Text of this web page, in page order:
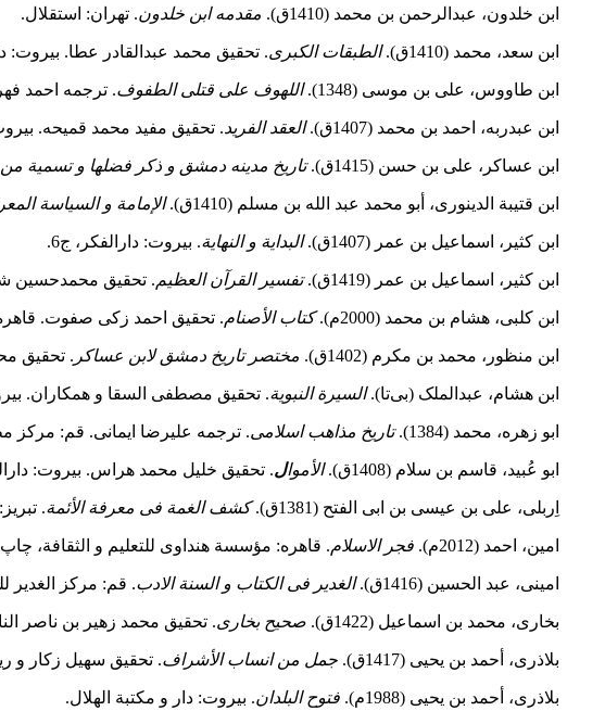
ابن خلدون، عبدالرحمن بن محمد (1410ق). مقدمه ابن خلدون. تهران: استقلال.
ابن سعد، محمد (1410ق). الطبقات الکبرى. تحقیق محمد عبدالقادر عطا. بیروت:
ابن طاووس، علی بن موسی (1348). اللهوف علی قتلی الطفوف. ترجمه احمد
ابن عبدربه، احمد بن محمد (1407ق). العقد الفرید. تحقیق مفید محمد قمیحه. بیروت:
ابن عساکر، علی بن حسن (1415ق). تاریخ مدینه دمشق و ذکر فضلها و تسمیة من
ابن قتیبة الدینوری، أبو محمد عبد الله بن مسلم (1410ق). الإمامة و السیاسة
ابن کثیر، اسماعیل بن عمر (1407ق). البدایة و النهایة. بیروت: دارالفکر، ج6.
ابن کثیر، اسماعیل بن عمر (1419ق). تفسیر القرآن العظیم. تحقیق محمدحسین
ابن کلبی، هشام بن محمد (2000م). کتاب الأصنام. تحقیق احمد زکی صفوت.
ابن منظور، محمد بن مکرم (1402ق). مختصر تاریخ دمشق لابن عساکر . تحقیق
ابن هشام، عبدالملک (بی‌تا).السیرة النبویة. تحقیق مصطفى السقا و همکاران.
ابو زهره، محمد (1384). تاریخ مذاهب اسلامی. ترجمه علیرضا ایمانی. قم: مرکز
ابو عُبید، قاسم بن سلام (1408ق). الأموال. تحقیق خلیل محمد هراس. بیروت:
اِربلى‏، على بن عیسى بن ابى الفتح (1381ق). ‏ کشف الغمة فی معرفة الأئمة.
امین، احمد (2012م). فجر الاسلام. قاهره: ﻣﺆﺳﺴﺔ ﻫﻨﺪاوی ﻟﻠﺘﻌﻠﻴﻢ و اﻟﺜﻘﺎﻓﺔ،
امینی، عبد الحسین (1416ق). الغدیر فی الکتاب و السنة الادب. قم: مرکز الغدیر
بخاری، محمد بن اسماعیل (1422ق). صحیح بخاری. تحقیق محمد زهیر بن ناصر
بلاذرى، أحمد بن یحیى (1417ق). جمل من انساب الأشراف. تحقیق سهیل زکار و
بلاذرى، أحمد بن یحیى (1988م). فتوح البلدان. بیروت: دار و مکتبة الهلال.